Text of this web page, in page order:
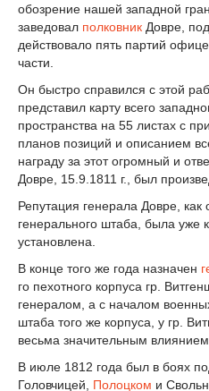
обозрение нашей западной
заведовал полковник Довре,
действовало пять партий
части.
Он быстро справился с этой
представил карту всего
пространства на 55 листах с
планов позиций и описанием
награду за этот огромный и
Довре, 15.9.1811 г., был
Репутация генерала Довре, как
генерального штаба, была уже
установлена.
В конце того же года назначен
го пехотного корпуса гр.
генералом, а с началом
штаба того же корпуса, у гр.
весьма значительным влиянием.
В июле 1812 года был в боях
Головчицей, Полоцком и